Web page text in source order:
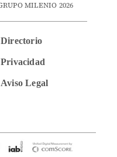
MILENIO 2026
Directorio
Privacidad
Aviso Legal